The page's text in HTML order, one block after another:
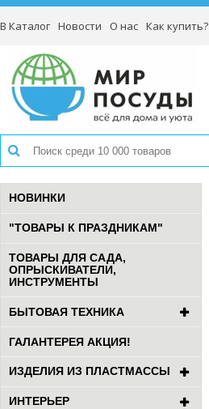
В Каталог Новости О нас Как купить?
НОВИНКИ
"ТОВАРЫ К ПРАЗДНИКАМ"
ТОВАРЫ ДЛЯ САДА,
ОПРЫСКИВАТЕЛИ,
ИНСТРУМЕНТЫ
БЫТОВАЯ ТЕХНИКА
ГАЛАНТЕРЕЯ АКЦИЯ!
ИЗДЕЛИЯ ИЗ ПЛАСТМАССЫ
ИНТЕРЬЕР